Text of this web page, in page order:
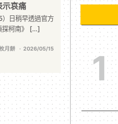
示哀痛
日稍早透過官方
探柯南》 […]
月餅
2026/05/15
1